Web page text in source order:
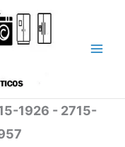
1926 - 2715-